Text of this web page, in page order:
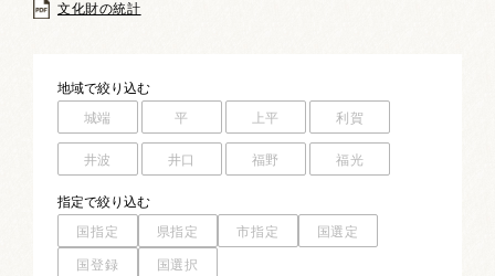
お問い合わせ
サイトマップ リンク集
著作権について
文化財の統計
地域で絞り込む
城端
平 上平 利賀
井波 井口 福野 福光
指定で絞り込む
国指定
県指定 市指定 国選定
国登録 国選択